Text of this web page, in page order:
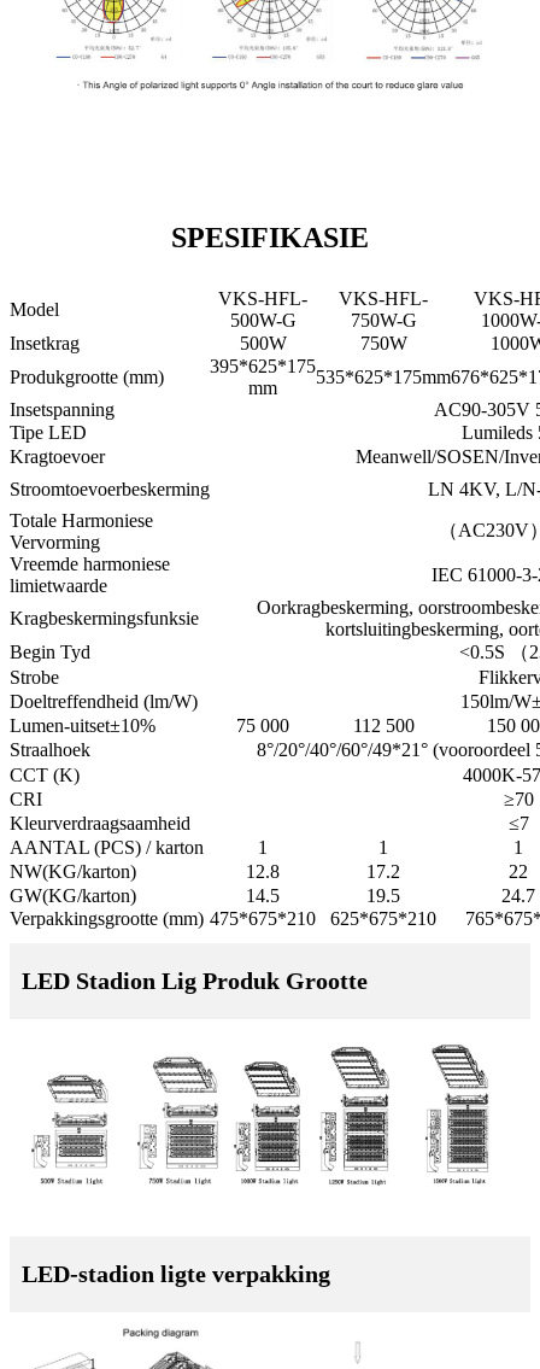
SPESIFIKASIE
Model
VKS-HFL-
500W-G
VKS-HFL-
750W-G
VKS-
Insetkrag
500W 750W
Produkgrootte (mm)
395*625*175
mm
535*625*175mm
Insetspanning
AC90-305V
Tipe LED
Lumileds
Kragtoevoer
Meanwell/SOSEN/
Stroomtoevoerbeskerming
LN 4KV, L/
Totale Harmoniese
Vervorming
（AC230V
Vreemde harmoniese
limietwaarde
IEC 61000-
Kragbeskermingsfunksie
Oorkragbeskerming,
kortsluitingbeskerming,
Begin Tyd
<0.5S （
Strobe
Doeltreffendheid (lm/W)
150lm/
Lumen-uitset±10%
75 000 112 500
150
Straalhoek
8°/20°/40°/60°/49*21°
CCT (K)
4000K-
CRI
≥70
Kleurverdraagsaamheid
≤7
AANTAL (PCS) / karton
1 1
1
NW(KG/karton)
12.8 17.2
22
GW(KG/karton)
14.5 19.5
24.7
Verpakkingsgrootte (mm) 475*675*210 625*675*210
LED Stadion Lig Produk Grootte
LED-stadion ligte verpakking